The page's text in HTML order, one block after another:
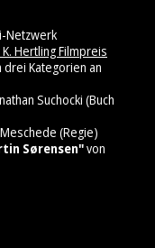
Netzwerk
Hertling Filmpreis
Kategorien an
Suchocki (Buch
(Regie)
Sørensen"von